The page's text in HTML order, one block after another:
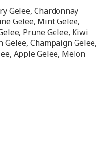
Gelee, Chardonnay
Gelee, Mint Gelee,
Prune Gelee, Kiwi
Gelee, Champaign Gelee,
Apple Gelee, Melon